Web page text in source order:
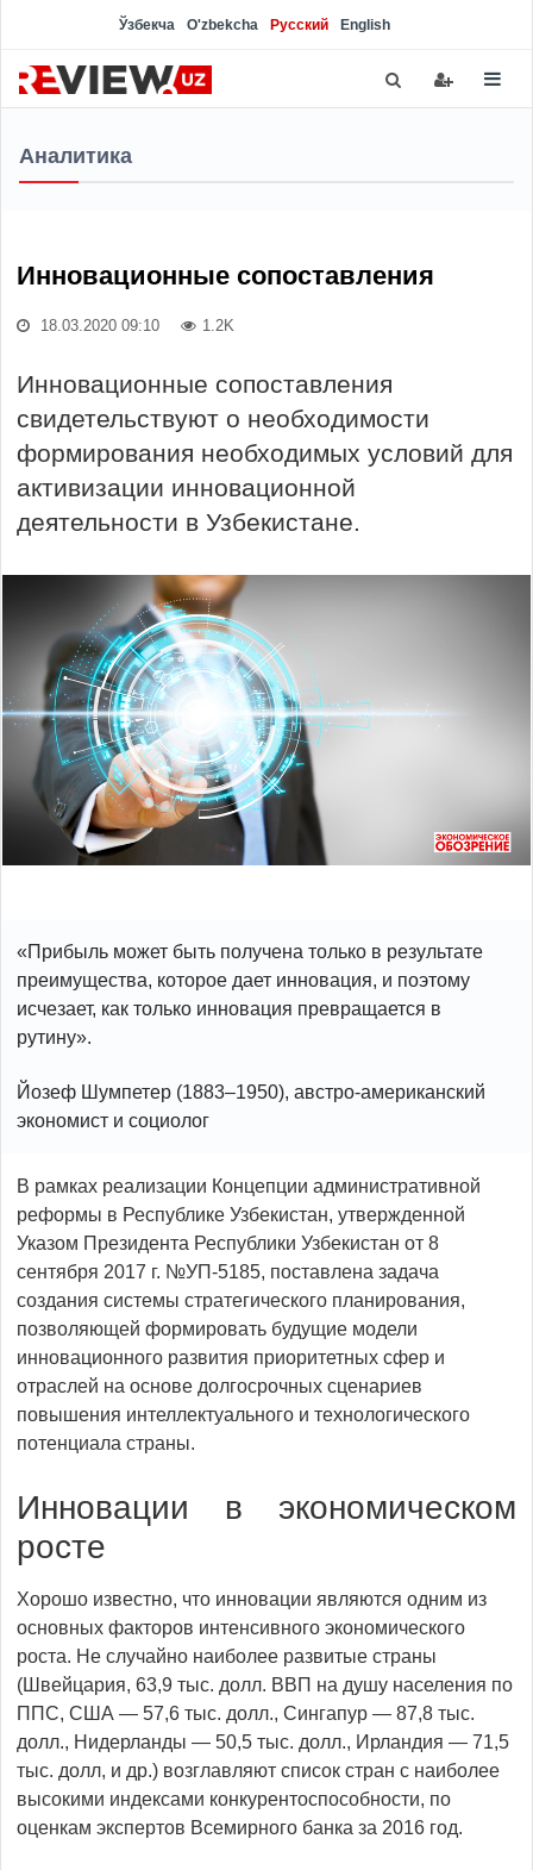
Ўзбекча O'zbekcha Русский English
Аналитика
Инновационные сопоставления
18.03.2020 09:10 1.2K
Инновационные сопоставления
свидетельствуют о необходимости
формирования необходимых условий для
активизации инновационной
деятельности в Узбекистане.
«Прибыль может быть получена только в результате
преимущества, которое дает инновация, и поэтому
исчезает, как только инновация превращается в
рутину».
Йозеф Шумпетер (1883–1950), австро-американский
экономист и социолог
В рамках реализации Концепции административной
реформы в Республике Узбекистан, утвержденной
Указом Президента Республики Узбекистан от 8
сентября 2017 г. №УП-5185, поставлена задача
создания системы стратегического планирования,
позволяющей формировать будущие модели
инновационного развития приоритетных сфер и
отраслей на основе долгосрочных сценариев
повышения интеллектуального и технологического
потенциала страны.
Инновации в экономическом
росте
Хорошо известно, что инновации являются одним из
основных факторов интенсивного экономического
роста. Не случайно наиболее развитые страны
(Швейцария, 63,9 тыс. долл. ВВП на душу населения по
ППС, США — 57,6 тыс. долл., Сингапур — 87,8 тыс.
долл., Нидерланды — 50,5 тыс. долл., Ирландия — 71,5
тыс. долл, и др.) возглавляют список стран с наиболее
высокими индексами конкурентоспособности, по
оценкам экспертов Всемирного банка за 2016 год.